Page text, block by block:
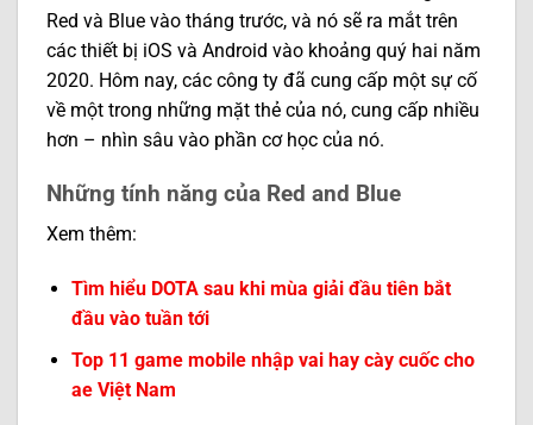
Red và Blue vào tháng trước, và nó sẽ ra mắt trên
các thiết bị iOS và Android vào khoảng quý hai năm
2020. Hôm nay, các công ty đã cung cấp một sự cố
về một trong những mặt thẻ của nó, cung cấp nhiều
hơn – nhìn sâu vào phần cơ học của nó.
Những tính năng của Red and Blue
Xem thêm:
Tìm hiểu DOTA sau khi mùa giải đầu tiên bắt
đầu vào tuần tới
Top 11 game mobile nhập vai hay cày cuốc cho
ae Việt Nam